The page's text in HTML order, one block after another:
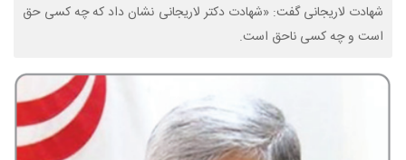
شهادت لاریجانی گفت: «شهادت دکتر لاریجانی نشان داد که چه کسی حق
است و چه کسی ناحق است.